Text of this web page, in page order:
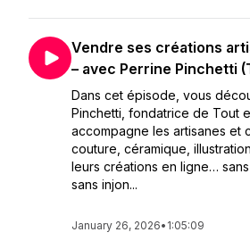
Vendre ses créations
– avec Perrine Pinchetti
Dans cet épisode, vous
Pinchetti, fondatrice de Tout
accompagne les artisanes et
couture, céramique,
leurs créations en ligne…
sans injon...
January 26, 2026• 1:05:09